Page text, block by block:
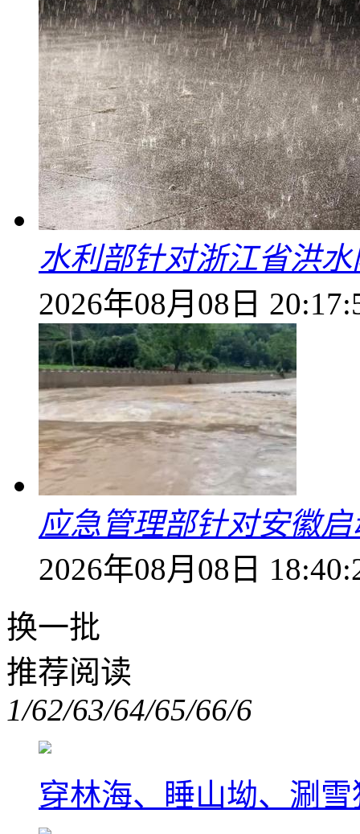
水利部针对浙江省洪
2026年08月08日
应急管理部针对安徽
2026年08月08日
换一批
推荐阅读
1/62/63/64/65/66/6
穿林海、睡山坳、涮